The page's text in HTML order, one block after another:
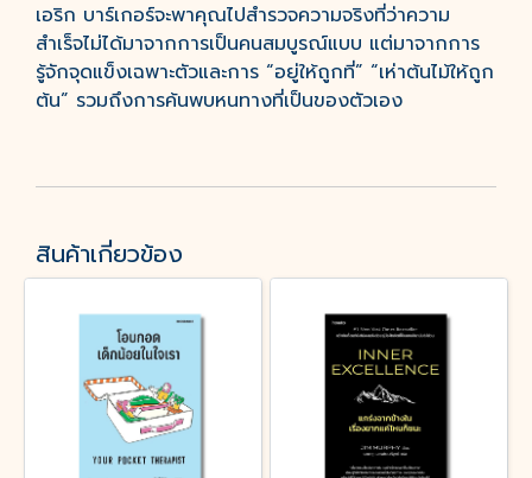
เอริก บาร์เกอร์จะพาคุณไปสำรวจความจริงที่ว่าความ
สำเร็จไม่ได้มาจากการเป็นคนสมบูรณ์แบบ แต่มาจากการ
รู้จักจุดแข็งเฉพาะตัวและการ “อยู่ให้ถูกที่” “เห่าต้นไม้ให้ถูก
ต้น” รวมถึงการค้นพบหนทางที่เป็นของตัวเอง
สินค้าเกี่ยวข้อง